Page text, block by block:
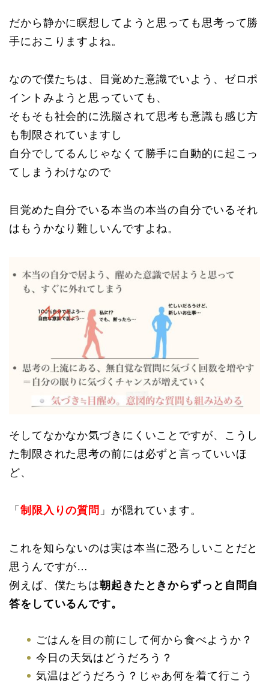
だから静かに瞑想してようと思っても思考って勝
手におこりますよね。
なので僕たちは、目覚めた意識でいよう、ゼロポ
イントみようと思っていても、
そもそも社会的に洗脳されて思考も意識も感じ方
も制限されていますし
自分でしてるんじゃなくて勝手に自動的に起こっ
てしまうわけなので
目覚めた自分でいる本当の本当の自分でいるそれ
はもうかなり難しいんですよね。
そしてなかなか気づきにくいことですが、こうし
た制限された思考の前には必ずと言っていいほ
ど、
「 制限入りの質問 」が隠れています。
これを知らないのは実は本当に恐ろしいことだと
思うんですが…
例えば、僕たちは朝起きたときからずっと自問自
答をしているんです。
ごはんを目の前にして何から食べようか？
今日の天気はどうだろう？
気温はどうだろう？じゃあ何を着て行こう